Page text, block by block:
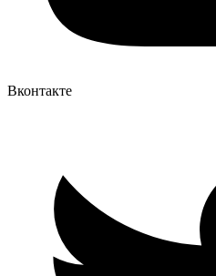
Вконтакте